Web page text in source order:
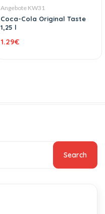
Angebote KW31
Coca-Cola Original Taste
1,25 l
1.29€
Search